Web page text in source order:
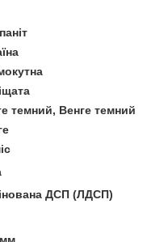
темний, Венге темний
ДСП (ЛДСП)